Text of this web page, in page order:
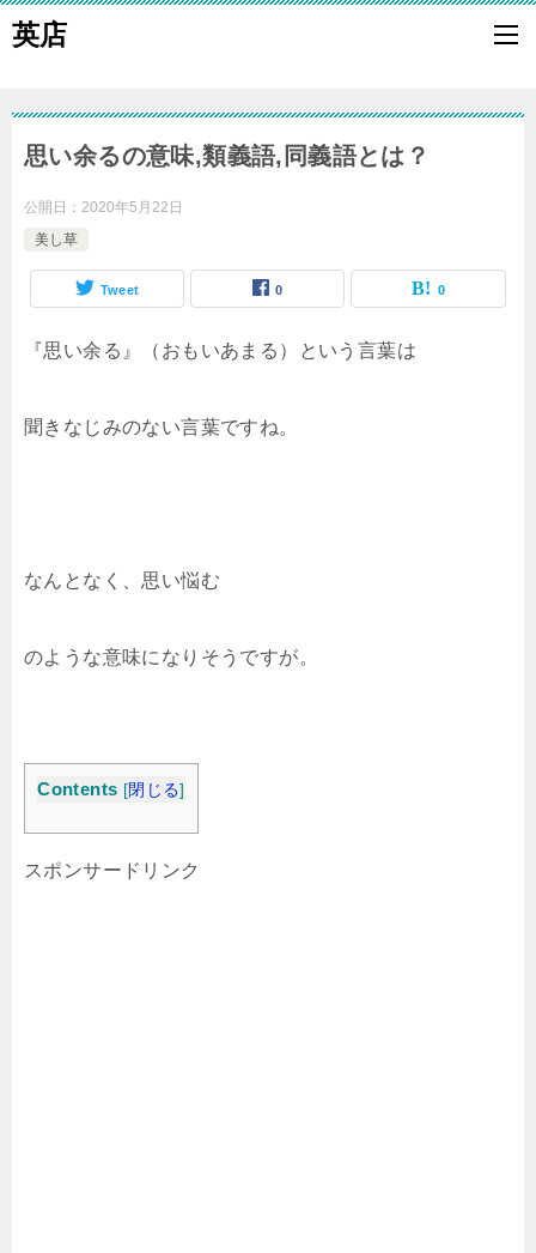
英店
思い余るの意味,類義語,同義語とは？
公開日： 2020年5月22日
美し草
Tweet 0 0
『思い余る』（おもいあまる）という言葉は
聞きなじみのない言葉ですね。
なんとなく、思い悩む
のような意味になりそうですが。
Contents [閉じる]
スポンサードリンク